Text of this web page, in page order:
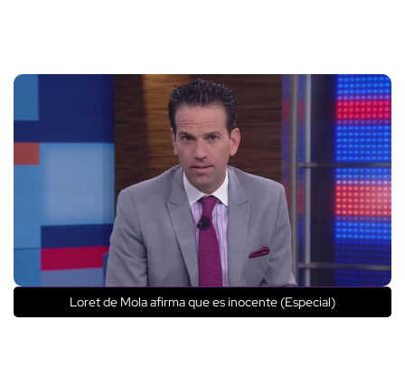
Loret de Mola afirma que es inocente (Especial)